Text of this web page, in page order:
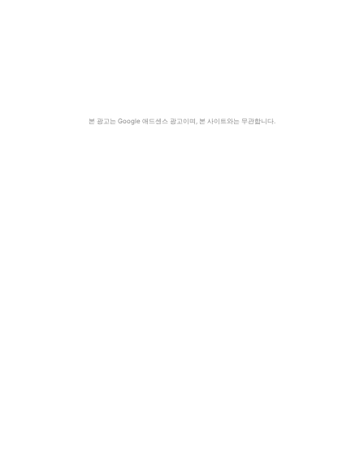
본 광고는 Google 애드센스 광고이며, 본 사이트와는 무관합니다.